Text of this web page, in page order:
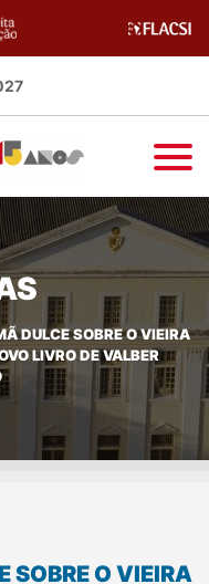
DULCE SOBRE O VIEIRA
LIVRO DE VALBER
SOBRE O VIEIRA